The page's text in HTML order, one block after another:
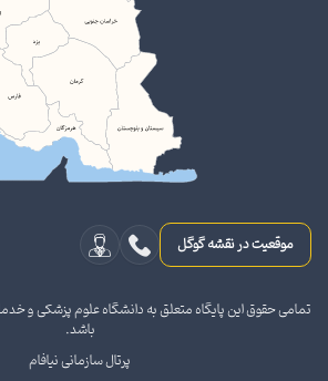
موقعیت در نقشه گوگل
تمامی حقوق این پایگاه متعلق به دانشگاه علوم پزشکی و
باشد.
پرتال سازمانی نیافام